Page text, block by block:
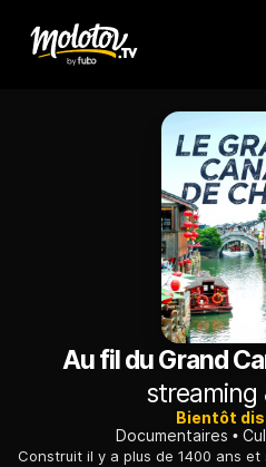
Au fil du Grand
streaming
Bientôt
Documentaires